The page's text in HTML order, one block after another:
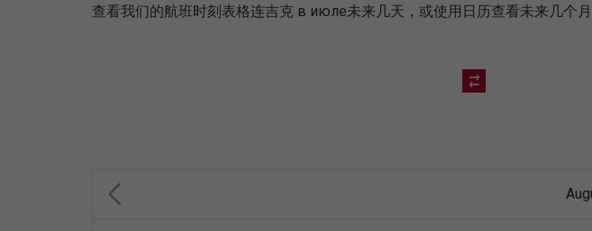
查看我们的航班时刻表格连吉克 в июле未来几天，或使用日历查看未来几个